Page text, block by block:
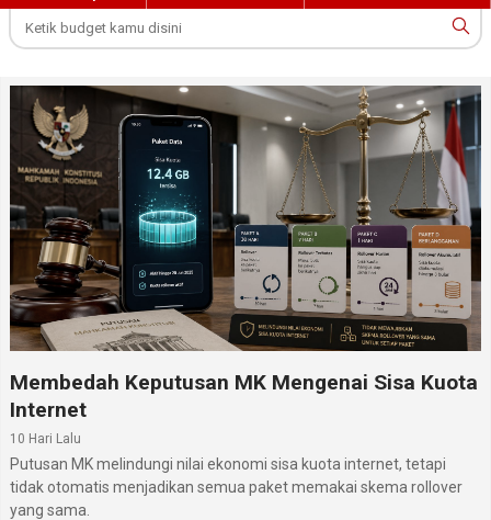
Membedah Keputusan MK Mengenai Sisa Kuota
Internet
10 Hari Lalu
Putusan MK melindungi nilai ekonomi sisa kuota internet, tetapi
tidak otomatis menjadikan semua paket memakai skema rollover
yang sama.